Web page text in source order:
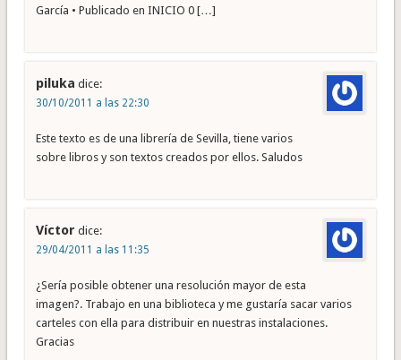
García • Publicado en INICIO 0 […]
piluka dice:
30/10/2011 a las 22:30
Este texto es de una librería de Sevilla, tiene varios
sobre libros y son textos creados por ellos. Saludos
Víctor dice:
29/04/2011 a las 11:35
¿Sería posible obtener una resolución mayor de esta
imagen?. Trabajo en una biblioteca y me gustaría sacar varios
carteles con ella para distribuir en nuestras instalaciones.
Gracias